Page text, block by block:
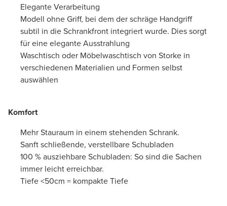
Elegante Verarbeitung
Modell ohne Griff, bei dem der schräge Handgriff
subtil in die Schrankfront integriert wurde. Dies sorgt
für eine elegante Ausstrahlung
Waschtisch oder Möbelwaschtisch von Storke in
verschiedenen Materialien und Formen selbst
auswählen
Komfort
Mehr Stauraum in einem stehenden Schrank.
Sanft schließende, verstellbare Schubladen
100 % ausziehbare Schubladen: So sind die Sachen
immer leicht erreichbar.
Tiefe <50cm = kompakte Tiefe